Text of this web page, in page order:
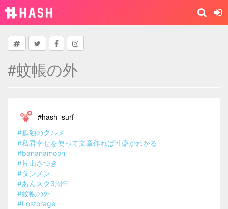
#蚊帳の外
#hash_surf
#孤独のグルメ
#私君幸せを使って文章作れば性癖がわかる
#bananamoon
#片山さつき
#タンメン
#あんスタ3周年
#蚊帳の外
#Lostorage